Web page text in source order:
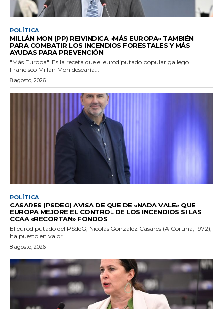
POLÍTICA
MILLÁN MON (PP) REIVINDICA «MÁS EUROPA» TAMBIÉN
PARA COMBATIR LOS INCENDIOS FORESTALES Y MÁS
AYUDAS PARA PREVENCIÓN
"Más Europa". Es la receta que el eurodiputado popular gallego
Francisco Millán Mon desearía...
8 agosto, 2026
POLÍTICA
CASARES (PSDEG) AVISA DE QUE DE «NADA VALE» QUE
EUROPA MEJORE EL CONTROL DE LOS INCENDIOS SI LAS
CCAA «RECORTAN» FONDOS
El eurodiputado del PSdeG, Nicolás González Casares (A Coruña, 1972),
ha puesto en valor...
8 agosto, 2026